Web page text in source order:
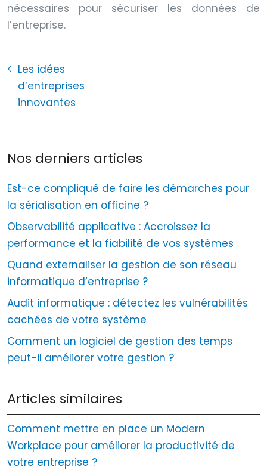
nécessaires pour sécuriser les données de
l’entreprise.
Les idées
d’entreprises
innovantes
Nos derniers articles
Est-ce compliqué de faire les démarches pour
la sérialisation en officine ?
Observabilité applicative : Accroissez la
performance et la fiabilité de vos systèmes
Quand externaliser la gestion de son réseau
informatique d’entreprise ?
Audit informatique : détectez les vulnérabilités
cachées de votre système
Comment un logiciel de gestion des temps
peut-il améliorer votre gestion ?
Articles similaires
Comment mettre en place un Modern
Workplace pour améliorer la productivité de
votre entreprise ?